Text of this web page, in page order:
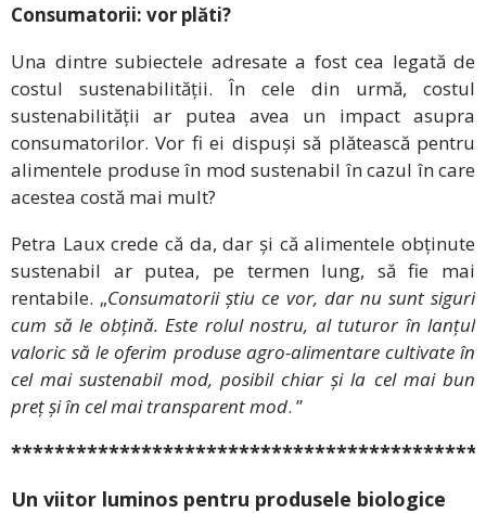
Consumatorii: vor plăti?
Una dintre subiectele adresate a fost cea legată de
costul sustenabilității. În cele din urmă, costul
sustenabilității ar putea avea un impact asupra
consumatorilor. Vor fi ei dispuși să plătească pentru
alimentele produse în mod sustenabil în cazul în care
acestea costă mai mult?
Petra Laux crede că da, dar și că alimentele obținute
sustenabil ar putea, pe termen lung, să fie mai
rentabile. „Consumatorii știu ce vor, dar nu sunt siguri
cum să le obțină. Este rolul nostru, al tuturor în lanțul
valoric să le oferim produse agro-alimentare cultivate în
cel mai sustenabil mod, posibil chiar și la cel mai bun
preț și în cel mai transparent mod. ”
Un viitor luminos pentru produsele biologice